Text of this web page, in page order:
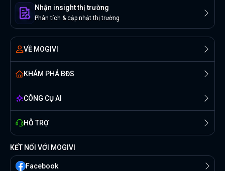
Nhận insight thị trường
Phân tích & cập nhật thị trường
VỀ MOGIVI
KHÁM PHÁ BĐS
CÔNG CỤ AI
HỖ TRỢ
KẾT NỐI VỚI MOGIVI
Facebook